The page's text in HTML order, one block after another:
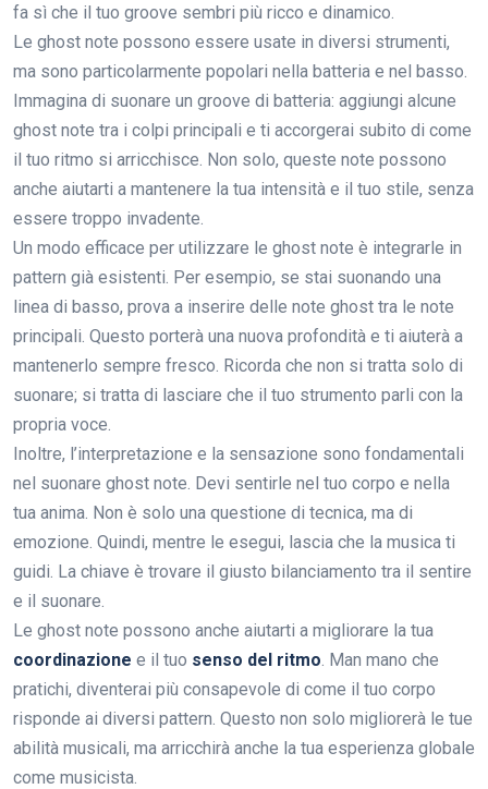
fa sì che il tuo groove sembri più ricco e dinamico.
Le ghost note possono essere usate in diversi strumenti,
ma sono particolarmente popolari nella batteria e nel basso.
Immagina di suonare un groove di batteria: aggiungi alcune
ghost note tra i colpi principali e ti accorgerai subito di come
il tuo ritmo si arricchisce. Non solo, queste note possono
anche aiutarti a mantenere la tua intensità e il tuo stile, senza
essere troppo invadente.
Un modo efficace per utilizzare le ghost note è integrarle in
pattern già esistenti. Per esempio, se stai suonando una
linea di basso, prova a inserire delle note ghost tra le note
principali. Questo porterà una nuova profondità e ti aiuterà a
mantenerlo sempre fresco. Ricorda che non si tratta solo di
suonare; si tratta di lasciare che il tuo strumento parli con la
propria voce.
Inoltre, l’interpretazione e la sensazione sono fondamentali
nel suonare ghost note. Devi sentirle nel tuo corpo e nella
tua anima. Non è solo una questione di tecnica, ma di
emozione. Quindi, mentre le esegui, lascia che la musica ti
guidi. La chiave è trovare il giusto bilanciamento tra il sentire
e il suonare.
Le ghost note possono anche aiutarti a migliorare la tua
coordinazione e il tuo senso del ritmo. Man mano che
pratichi, diventerai più consapevole di come il tuo corpo
risponde ai diversi pattern. Questo non solo migliorerà le tue
abilità musicali, ma arricchirà anche la tua esperienza globale
come musicista.